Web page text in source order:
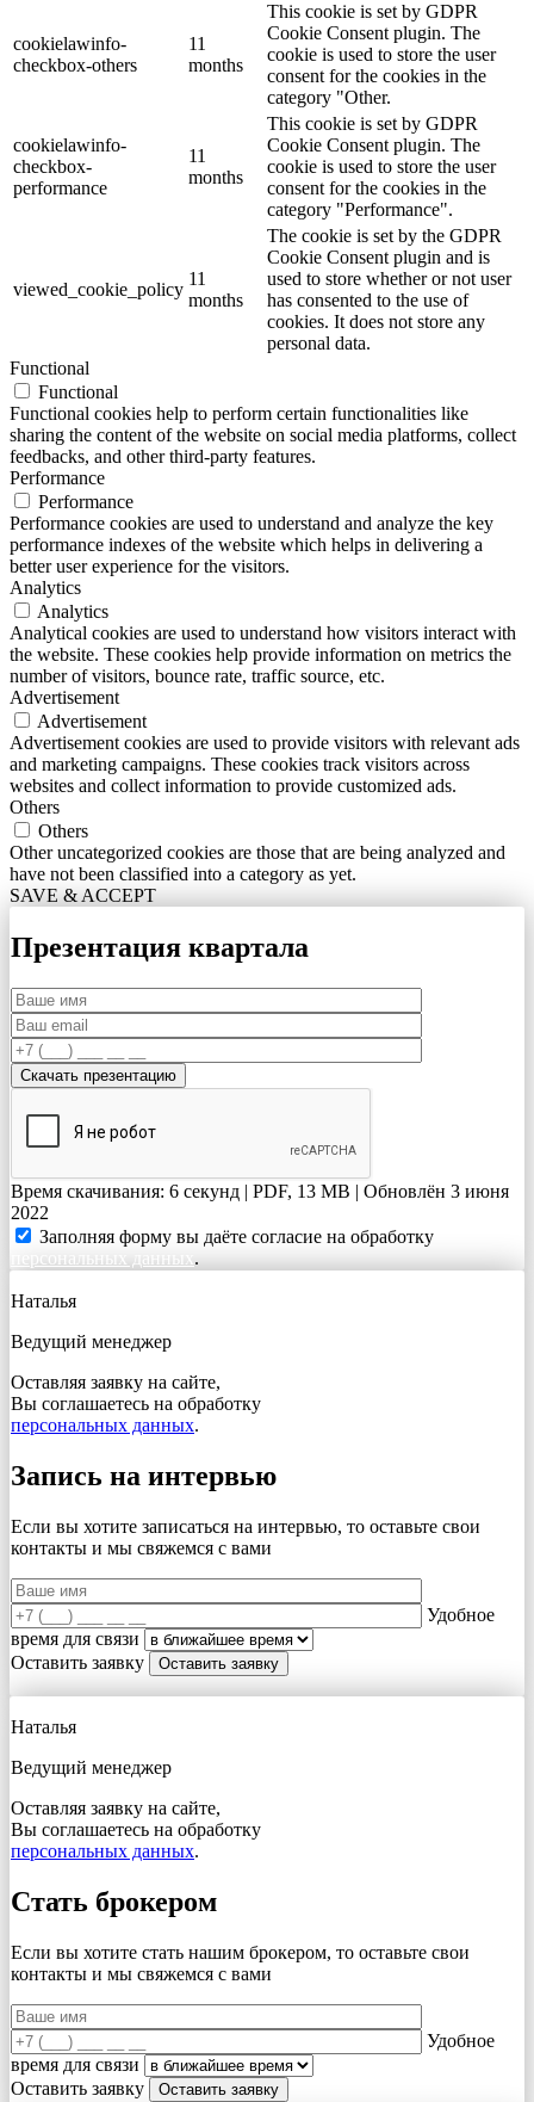
cookielawinfo-
checkbox-others
11
months
This cookie is set by GDPR
Cookie Consent plugin. The
cookie is used to store the user
consent for the cookies in the
category "Other.
cookielawinfo-
checkbox-
performance
11
months
This cookie is set by GDPR
Cookie Consent plugin. The
cookie is used to store the user
consent for the cookies in the
category "Performance".
viewed_cookie_policy
11
months
The cookie is set by the GDPR
Cookie Consent plugin and is
used to store whether or not user
has consented to the use of
cookies. It does not store any
personal data.
Functional
Functional
Functional cookies help to perform certain functionalities like
sharing the content of the website on social media platforms, collect
feedbacks, and other third-party features.
Performance
Performance
Performance cookies are used to understand and analyze the key
performance indexes of the website which helps in delivering a
better user experience for the visitors.
Analytics
Analytics
Analytical cookies are used to understand how visitors interact with
the website. These cookies help provide information on metrics the
number of visitors, bounce rate, traffic source, etc.
Advertisement
Advertisement
Advertisement cookies are used to provide visitors with relevant ads
and marketing campaigns. These cookies track visitors across
websites and collect information to provide customized ads.
Others
Others
Other uncategorized cookies are those that are being analyzed and
have not been classified into a category as yet.
SAVE & ACCEPT
Презентация квартала
Время скачивания: 6 секунд | PDF, 13 MB | Обновлён 3 июня
2022
Заполняя форму вы даёте согласие на обработку
персональных данных .
Наталья
Ведущий менеджер
Оставляя заявку на сайте,
Вы соглашаетесь на обработку
персональных данных.
Запись на интервью
Если вы хотите записаться на интервью, то оставьте свои
контакты и мы свяжемся с вами
Удобное
время для связи
Оставить заявку
Наталья
Ведущий менеджер
Оставляя заявку на сайте,
Вы соглашаетесь на обработку
персональных данных.
Стать брокером
Если вы хотите стать нашим брокером, то оставьте свои
контакты и мы свяжемся с вами
Удобное
время для связи
Оставить заявку